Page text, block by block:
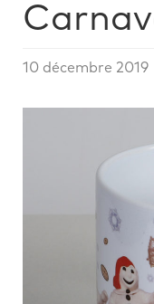
10 décembre 2019